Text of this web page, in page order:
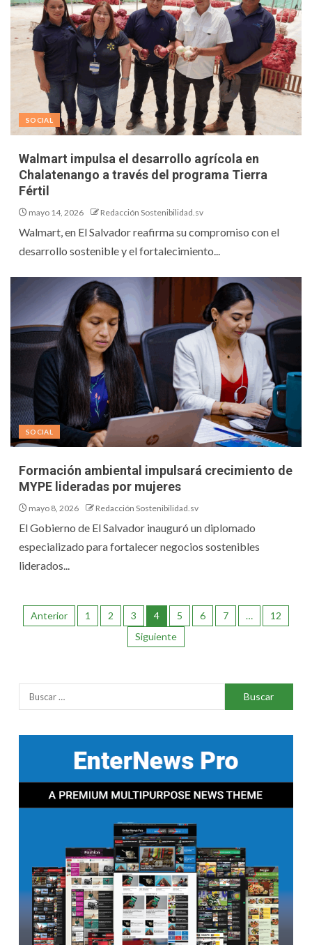
SOCIAL
Walmart impulsa el desarrollo agrícola en
Chalatenango a través del programa Tierra
Fértil
mayo 14, 2026 Redacción Sostenibilidad.sv
Walmart, en El Salvador reafirma su compromiso con el
desarrollo sostenible y el fortalecimiento...
SOCIAL
Formación ambiental impulsará crecimiento de
MYPE lideradas por mujeres
mayo 8, 2026 Redacción Sostenibilidad.sv
El Gobierno de El Salvador inauguró un diplomado
especializado para fortalecer negocios sostenibles
liderados...
Anterior 1 2 3 4 5 6 7 …
12
Siguiente